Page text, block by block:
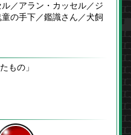
もの」
／アラン・カッセル／ジ
の手下／鑑識さん／犬飼